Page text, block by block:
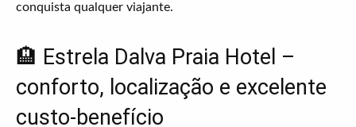
conquista qualquer viajante.
🏨 Estrela Dalva Praia Hotel –
conforto, localização e excelente
custo-benefício